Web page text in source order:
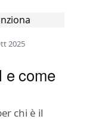
2025
e come
chi è il